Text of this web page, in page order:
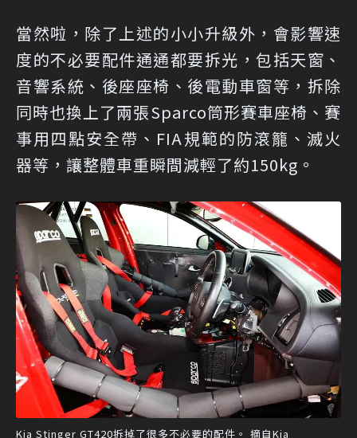
當然啦，除了上述的小小升級外，會影響速
度的不必要配件通通都要拆光，包括天窗、
音響系統、後座座椅、後電動車窗等，拆除
同時也換上了兩張Sparco筒形賽車座椅、賽
事用四點安全帶、FIA規範的防滾籠、滅火
器等，讓整體車重瞬間減輕了約150kg。
Kia Stinger GT420拆掉了很多不必要的配件。 摘自Kia